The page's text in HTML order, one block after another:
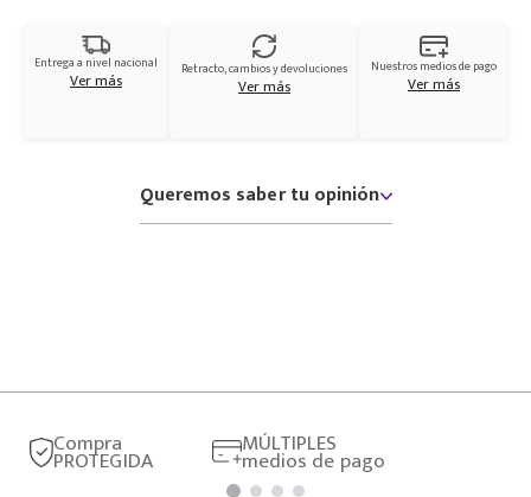
Entrega a nivel nacional
Ver más Retracto, cambios y devoluciones
Ver más
Nuestros medios de pago
Ver más
Queremos saber tu opinión
Compra
PROTEGIDA
MÚLTIPLES
medios de pago